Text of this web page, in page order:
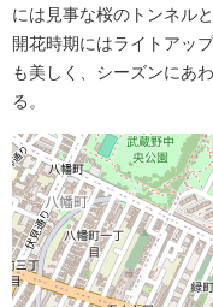
には見事な桜のトンネルと
開花時期にはライトアッ
も美しく、シーズンにあ
る。